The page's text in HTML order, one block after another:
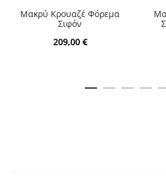
Μακρύ Κρουαζέ Φόρεμα
Σιφόν
209,00 €